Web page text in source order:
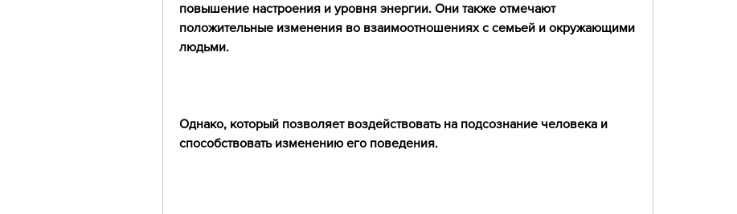
повышение настроения и уровня энергии. Они также отмечают
положительные изменения во взаимоотношениях с семьей и окружающими
людьми.
Однако, который позволяет воздействовать на подсознание человека и
способствовать изменению его поведения.